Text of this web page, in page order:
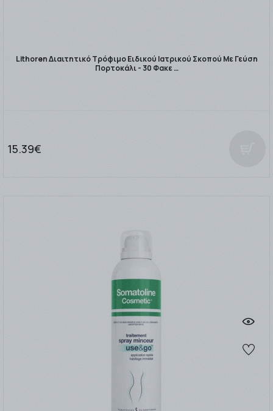
Lithoren Διαιτητικό Τρόφιμο Ειδικού Ιατρικού Σκοπού Με Γεύση
Πορτοκάλι - 30 Φακε …
15.39€